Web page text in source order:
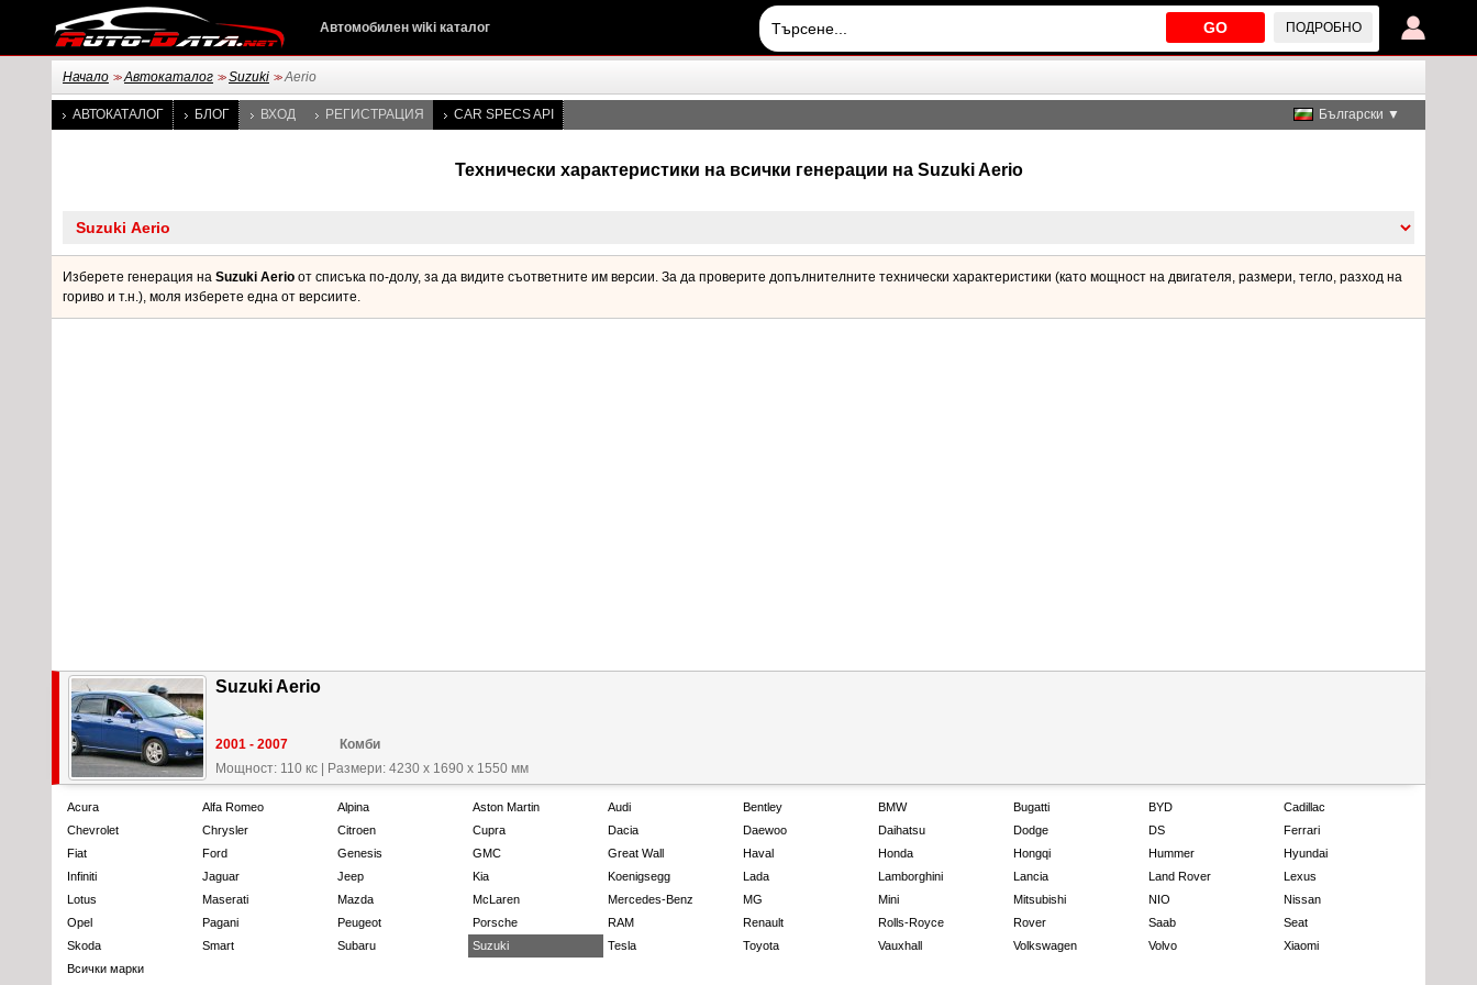
GO ПОДРОБНО
Автомобилен wiki каталог
Начало >> Автокаталог >> Suzuki >> Aerio
АВТОКАТАЛОГ БЛОГ ВХОД РЕГИСТРАЦИЯ CAR SPECS API Български ▼
Технически характеристики на всички генерации на Suzuki Aerio
Изберете генерация на Suzuki Aerio от списъка по-долу, за да видите съответните им версии. За да проверите допълнителните технически характеристики (като мощност на двигателя, размери, тегло, разход на
гориво и т.н.), моля изберете една от версиите.
Suzuki Aerio
2001 - 2007
Комби
Мощност: 110 кс
Размери: 4230 x 1690 x 1550 мм
Acura Alfa Romeo Alpina Aston Martin Audi Bentley BMW Bugatti BYD
Cadillac
Chevrolet
Chrysler Citroen Cupra Dacia Daewoo Daihatsu Dodge DS
Ferrari
Fiat
Ford Genesis GMC Great Wall Haval Honda Hongqi Hummer
Hyundai
Infiniti
Jaguar Jeep Kia Koenigsegg Lada Lamborghini Lancia Land Rover
Lexus
Lotus
Maserati Mazda McLaren Mercedes-Benz MG Mini Mitsubishi NIO
Nissan
Opel
Pagani Peugeot Porsche RAM Renault Rolls-Royce Rover Saab
Seat
Skoda
Smart Subaru Suzuki Tesla Toyota Vauxhall Volkswagen Volvo
Xiaomi
Всички марки